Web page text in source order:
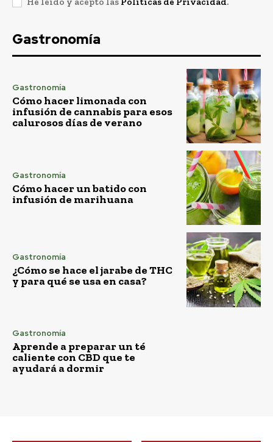
Gastronomía
Gastronomía
Cómo hacer limonada con
infusión de cannabis para esos
calurosos días de verano
Gastronomía
Cómo hacer un batido con
infusión de marihuana
Gastronomía
¿Cómo se hace el jarabe de THC
y para qué se usa en casa?
Gastronomía
Aprende a preparar un té
caliente con CBD que te
ayudará a dormir